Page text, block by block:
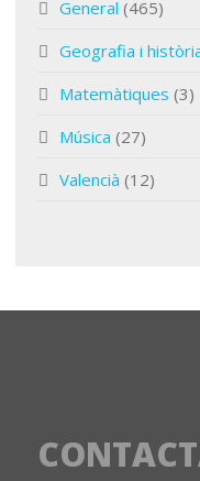
General (465)
Geografia i
Matemàtiques (3)
Música (27)
Valencià (12)